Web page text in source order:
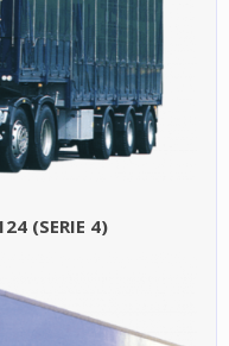
(SERIE 4)